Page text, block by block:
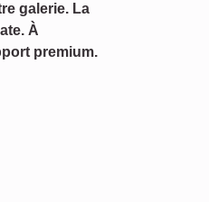
galerie. La
À
premium.